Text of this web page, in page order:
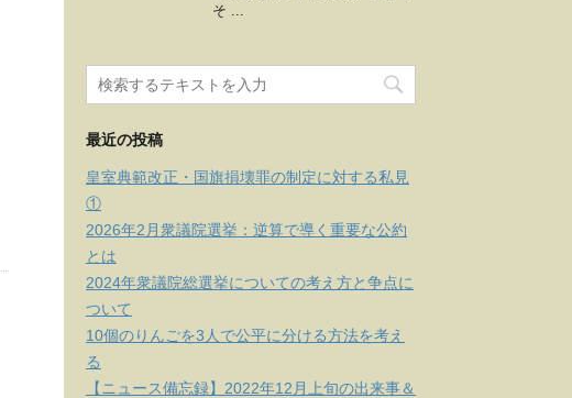
そ ...
最近の投稿
皇室典範改正・国旗損壊罪の制定に対する私見
①
2026年2月衆議院選挙：逆算で導く重要な公約
とは
2024年衆議院総選挙についての考え方と争点に
ついて
10個のりんごを3人で公平に分ける方法を考え
る
【ニュース備忘録】2022年12月上旬の出来事＆